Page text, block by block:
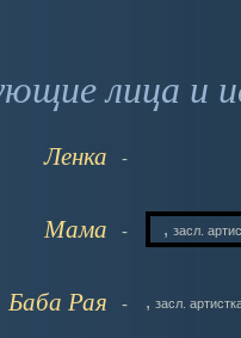
лица и
Ленка -
Мама - , засл.
Баба Рая - , засл.